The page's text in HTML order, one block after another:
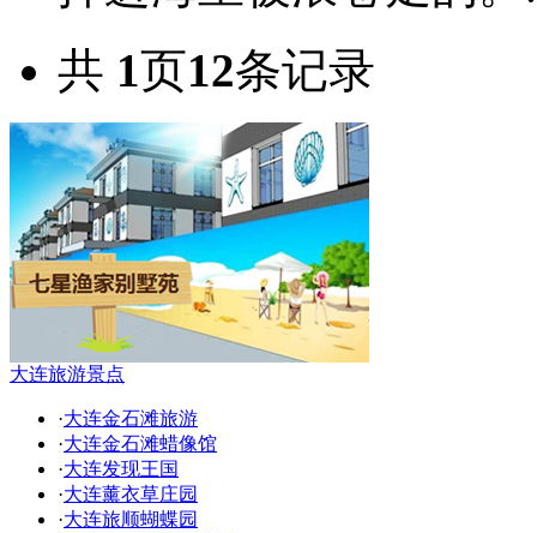
共 1页12条记录
大连旅游景点
·大连金石滩旅游
·大连金石滩蜡像馆
·大连发现王国
·大连薰衣草庄园
·大连旅顺蝴蝶园